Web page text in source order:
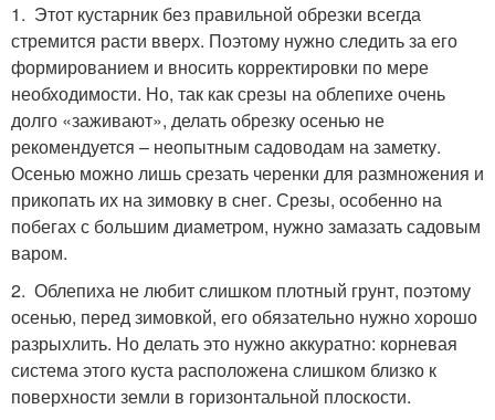
1. Этот кустарник без правильной обрезки всегда
стремится расти вверх. Поэтому нужно следить за его
формированием и вносить корректировки по мере
необходимости. Но, так как срезы на облепихе очень
долго «заживают», делать обрезку осенью не
рекомендуется – неопытным садоводам на заметку.
Осенью можно лишь срезать черенки для размножения и
прикопать их на зимовку в снег. Срезы, особенно на
побегах с большим диаметром, нужно замазать садовым
варом.
2. Облепиха не любит слишком плотный грунт, поэтому
осенью, перед зимовкой, его обязательно нужно хорошо
разрыхлить. Но делать это нужно аккуратно: корневая
система этого куста расположена слишком близко к
поверхности земли в горизонтальной плоскости.